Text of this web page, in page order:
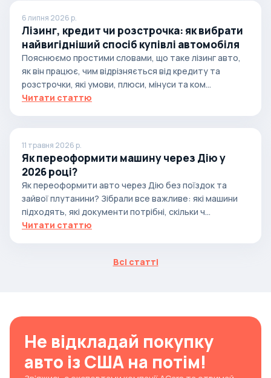
6 липня 2026 р.
Лізинг, кредит чи розстрочка: як вибрати
найвигідніший спосіб купівлі автомобіля
Пояснюємо простими словами, що таке лізинг авто,
як він працює, чим відрізняється від кредиту та
розстрочки, які умови, плюси, мінуси та ком...
Читати статтю
11 травня 2026 р.
Як переоформити машину через Дію у
2026 році?
Як переоформити авто через Дію без поїздок та
зайвої плутанини? Зібрали все важливе: які машини
підходять, які документи потрібні, скільки ч...
Читати статтю
Всі статті
Не відкладай покупку
авто із США на потім!